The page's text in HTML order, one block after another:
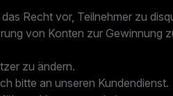
Recht vor, Teilnehmer zu
von Konten zur Gewinnung
zu ändern.
bitte an unseren Kundendienst.